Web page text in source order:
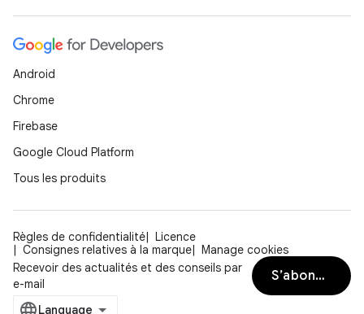
Android
Chrome
Firebase
Google Cloud Platform
Tous les produits
Règles de confidentialité
Licence
Consignes relatives à la marque
Manage cookies
Recevoir des actualités et des conseils par
e-mail
S’abonner